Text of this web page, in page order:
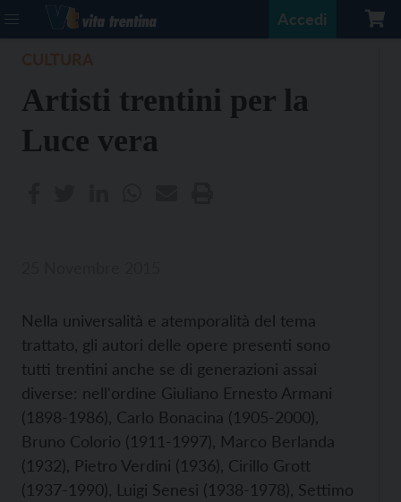
Accedi
Artisti trentini per la
Luce vera
Nella universalità e atemporalità del tema
trattato, gli autori delle opere presenti sono
tutti trentini anche se di generazioni assai
diverse: nell'ordine Giuliano Ernesto Armani
(1898-1986), Carlo Bonacina (1905-2000),
Bruno Colorio (1911-1997), Marco Berlanda
(1932), Pietro Verdini (1936), Cirillo Grott
(1937-1990), Luigi Senesi (1938-1978), Settimo